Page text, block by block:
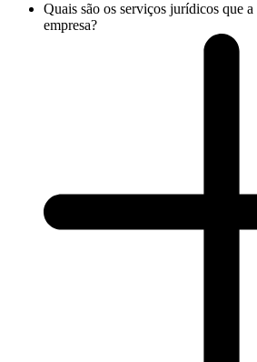
Quais são os serviços jurídicos que
empresa?